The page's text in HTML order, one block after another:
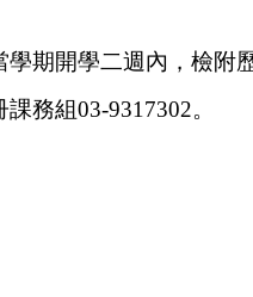
期開學二週內，檢附
課務組03-9317302。